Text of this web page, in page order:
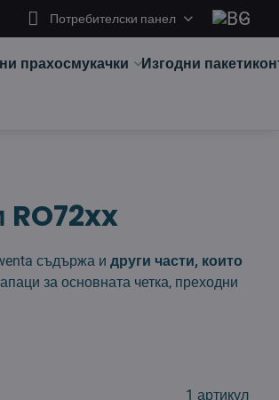
Потребителски панел
прахосмукачки Изгодни пакети
съдържа идруги части, които
за основната четка, преходни
1 артикул